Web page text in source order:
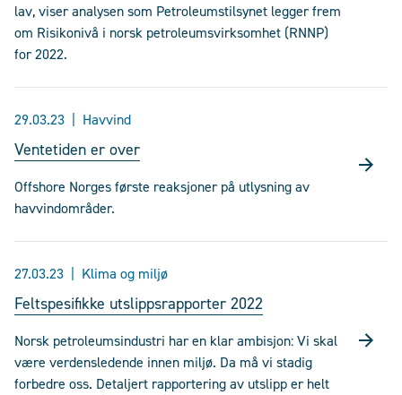
lav, viser analysen som Petroleumstilsynet legger frem
om Risikonivå i norsk petroleumsvirksomhet (RNNP)
for 2022.
29.03.23 Havvind
Ventetiden er over
Offshore Norges første reaksjoner på utlysning av
havvindområder.
27.03.23 Klima og miljø
Feltspesifikke utslippsrapporter 2022
Norsk petroleumsindustri har en klar ambisjon: Vi skal
være verdensledende innen miljø. Da må vi stadig
forbedre oss. Detaljert rapportering av utslipp er helt